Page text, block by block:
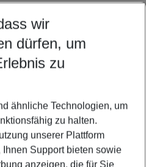
Ihren Wünschen
8 Nächte
Kinder
anzeigen
wir
dürfen, um
zu
ähnliche Technologien, um
zu halten.
unserer Plattform
Support bieten sowie
anzeigen, die für Sie